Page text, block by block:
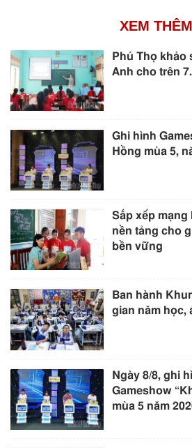
XEM THÊM
Phú Thọ khảo
Anh cho trên
Ghi hình
Hồng mùa 5,
Sắp xếp
nền tảng cho
bền vững
Ban hành
gian năm học,
Ngày 8/8, ghi
Gameshow
mùa 5 năm